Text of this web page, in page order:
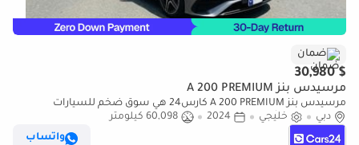
ضمان
$ 30,980
مرسيدس بنز A 200 PREMIUM
مرسيدس بنز A 200 PREMIUM كارس24 هي سوق ضخم للسيارات
المستعملة موثوق ومضمون ٪كارس24 هي سوق ضخم للسيارات
المستعملة موثوق ومضمون
دبي خليجي 2024
60,098 كيلومتر
واتساب